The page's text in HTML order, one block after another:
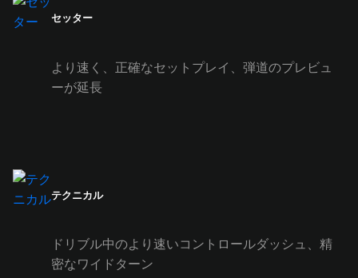
セッター
より速く、正確なセットプレイ、弾道のプレビュ
ーが延長
テクニカル
ドリブル中のより速いコントロールダッシュ、精
密なワイドターン